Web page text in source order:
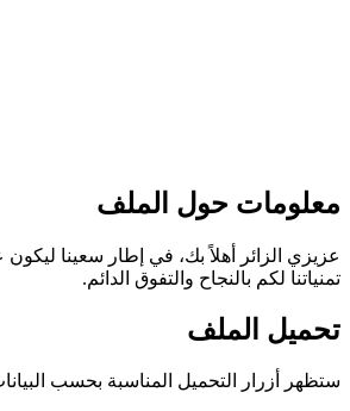
معلومات حول الملف
عزيزي الزائر أهلاً بك، في إطار سعينا ليكون
تمنياتنا لكم بالنجاح والتفوق الدائم.
تحميل الملف
ستظهر أزرار التحميل المناسبة بحسب